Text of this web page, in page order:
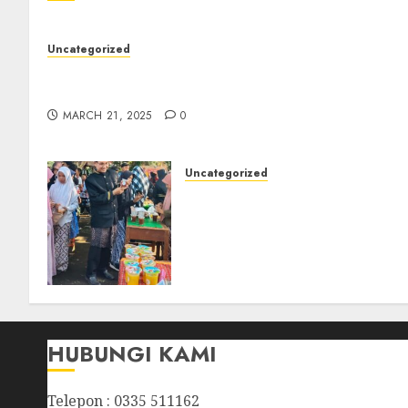
Uncategorized
MARCH 21, 2025 0
Uncategorized
NOVEMBER 21, 2024 0
HUBUNGI KAMI
Telepon : 0335 511162